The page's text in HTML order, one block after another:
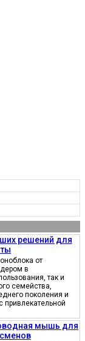
решений для
от
в
так и
семейства,
поколения и
привлекательной
мышь для